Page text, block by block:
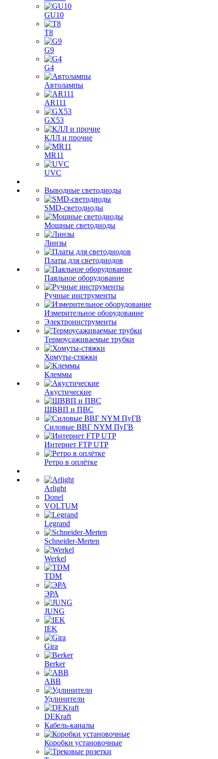
GU10
T8
G9
G4
Автолампы
AR111
GX53
КЛЛ и прочие
MR11
UVC
Выводные светодиоды
SMD-светодиоды
Мощные светодиоды
Линзы
Платы для светодиодов
Паяльное оборудование
Ручные инструменты
Измерительное оборудование
Электроинструменты
Термоусаживаемые трубки
Хомуты-стяжки
Клеммы
Акустические
ШВВП и ПВС
Силовые ВВГ NYM ПуГВ
Интернет FTP UTP
Ретро в оплётке
Arlight
Donel
VOLTUM
Legrand
Schneider-Merten
Werkel
TDM
ЭРА
JUNG
IEK
Gira
Berker
ABB
Удлинители
DEKraft
Кабель-каналы
Коробки установочные